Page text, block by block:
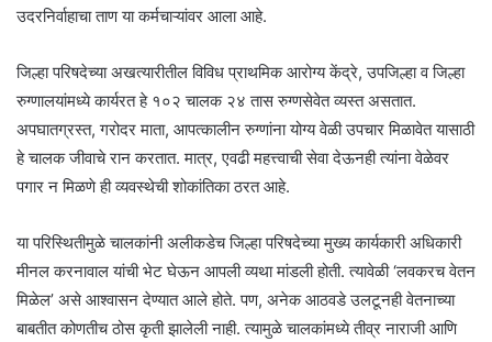
उदरनिर्वाहाचा ताण या कर्मचाऱ्यांवर आला आहे.
जिल्हा परिषदेच्या अखत्यारीतील विविध प्राथमिक आरोग्य केंद्रे, उपजिल्हा व जिल्हा
रुग्णालयांमध्ये कार्यरत हे १०२ चालक २४ तास रुग्णसेवेत व्यस्त असतात.
अपघातग्रस्त, गरोदर माता, आपत्कालीन रुग्णांना योग्य वेळी उपचार मिळावेत यासाठी
हे चालक जीवाचे रान करतात. मात्र, एवढी महत्त्वाची सेवा देऊनही त्यांना वेळेवर
पगार न मिळणे ही व्यवस्थेची शोकांतिका ठरत आहे.
या परिस्थितीमुळे चालकांनी अलीकडेच जिल्हा परिषदेच्या मुख्य कार्यकारी अधिकारी
मीनल करनावाल यांची भेट घेऊन आपली व्यथा मांडली होती. त्यावेळी ‘लवकरच वेतन
मिळेल’ असे आश्वासन देण्यात आले होते. पण, अनेक आठवडे उलटूनही वेतनाच्या
बाबतीत कोणतीच ठोस कृती झालेली नाही. त्यामुळे चालकांमध्ये तीव्र नाराजी आणि